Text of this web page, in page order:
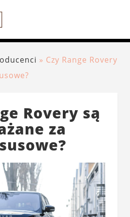
» Czy Range Rovery
Rovery są
za